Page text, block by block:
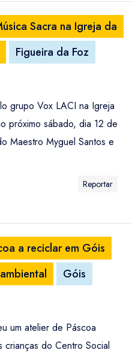
Sacra na Igreja da
Figueira da Foz
grupo Vox LACI na Igreja
próximo sábado, dia 12 de
Maestro Myguel Santos e
Reportar
a reciclar em Góis
Góis
um atelier de Páscoa
do Centro Social